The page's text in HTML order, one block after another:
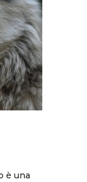
è una